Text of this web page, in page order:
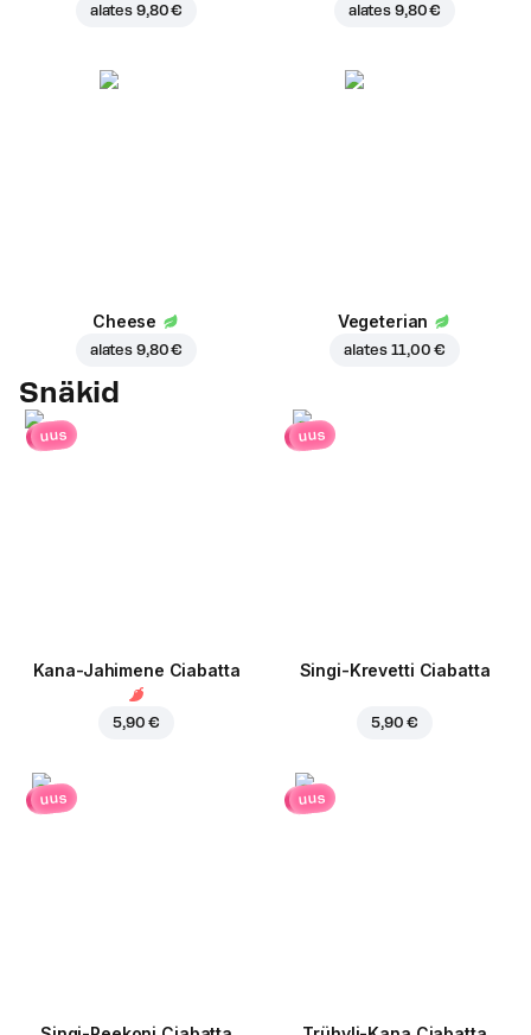
alates 9,80 € alates 9,80 €
Cheese
alates 9,80 €
Vegeterian
alates 11,00 €
Snäkid
uus
Kana-Jahimene Ciabatta
5,90 €
uus
Singi-Krevetti Ciabatta
5,90 €
uus uus